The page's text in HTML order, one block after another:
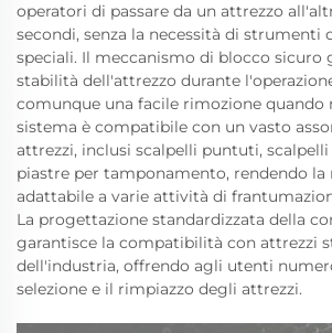
operatori di passare da un attrezzo
secondi, senza la necessità di strumenti
speciali. Il meccanismo di blocco sicuro
stabilità dell'attrezzo durante
comunque una facile rimozione quando
sistema è compatibile con un vasto
attrezzi, inclusi scalpelli puntuti,
piastre per tamponamento, rendendo la
adattabile a varie attività di
La progettazione standardizzata della
garantisce la compatibilità con attrezzi
dell'industria, offrendo agli utenti
selezione e il rimpiazzo degli attrezzi.